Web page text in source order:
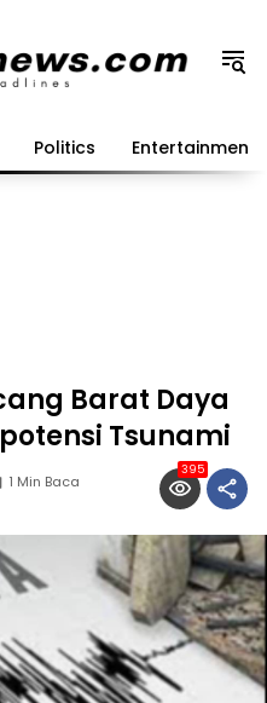
Politics Entertainment
Barat Daya
Tsunami
1 Min Baca
395